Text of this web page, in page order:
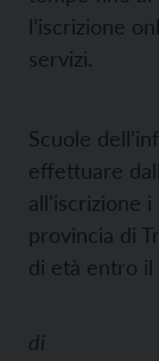
l’iscrizione
servizi.
Scuole
effettuare
all’iscrizione
provincia di
di età entro il
di